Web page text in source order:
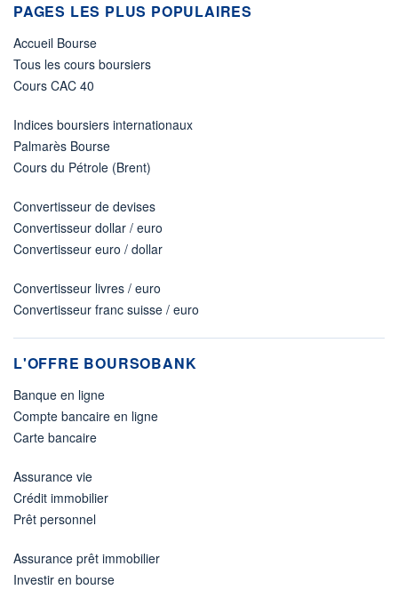
PAGES LES PLUS POPULAIRES
Accueil Bourse
Tous les cours boursiers
Cours CAC 40
Indices boursiers internationaux
Palmarès Bourse
Cours du Pétrole (Brent)
Convertisseur de devises
Convertisseur dollar / euro
Convertisseur euro / dollar
Convertisseur livres / euro
Convertisseur franc suisse / euro
L'OFFRE BOURSOBANK
Banque en ligne
Compte bancaire en ligne
Carte bancaire
Assurance vie
Crédit immobilier
Prêt personnel
Assurance prêt immobilier
Investir en bourse